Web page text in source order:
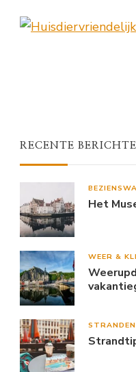
RECENTE
Het
WEER &
STRANDEN